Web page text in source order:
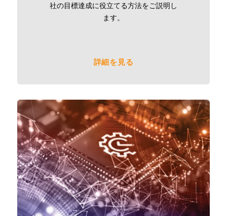
社の目標達成に役立てる方法をご説明し
ます。
詳細を見る